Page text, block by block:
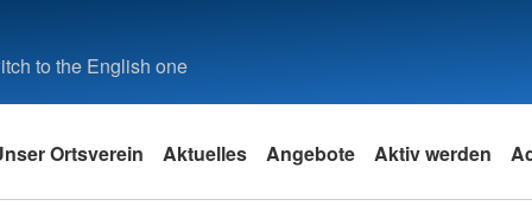
to the English one
Ortsverein Aktuelles Angebote Aktiv werden